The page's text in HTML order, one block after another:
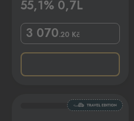
55,1% 0,7L
3 070.20 Kč
Togouchi 15YO 43,8% 0,7L GP